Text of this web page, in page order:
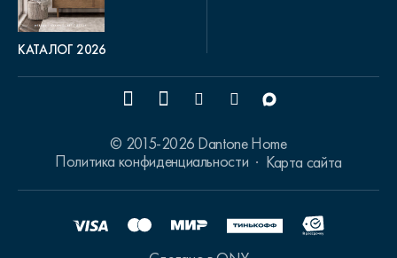
КАТАЛОГ 2026
© 2015-2026 Dantone Home
Политика конфиденциальности
Карта сайта